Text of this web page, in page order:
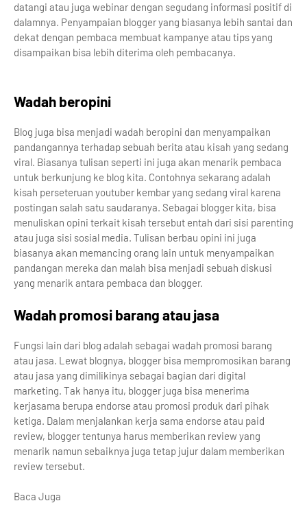
datangi atau juga webinar dengan segudang informasi positif di
dalamnya. Penyampaian blogger yang biasanya lebih santai dan
dekat dengan pembaca membuat kampanye atau tips yang
disampaikan bisa lebih diterima oleh pembacanya.
Wadah beropini
Blog juga bisa menjadi wadah beropini dan menyampaikan
pandangannya terhadap sebuah berita atau kisah yang sedang
viral. Biasanya tulisan seperti ini juga akan menarik pembaca
untuk berkunjung ke blog kita. Contohnya sekarang adalah
kisah perseteruan youtuber kembar yang sedang viral karena
postingan salah satu saudaranya. Sebagai blogger kita, bisa
menuliskan opini terkait kisah tersebut entah dari sisi parenting
atau juga sisi sosial media. Tulisan berbau opini ini juga
biasanya akan memancing orang lain untuk menyampaikan
pandangan mereka dan malah bisa menjadi sebuah diskusi
yang menarik antara pembaca dan blogger.
Wadah promosi barang atau jasa
Fungsi lain dari blog adalah sebagai wadah promosi barang
atau jasa. Lewat blognya, blogger bisa mempromosikan barang
atau jasa yang dimilikinya sebagai bagian dari digital
marketing. Tak hanya itu, blogger juga bisa menerima
kerjasama berupa endorse atau promosi produk dari pihak
ketiga. Dalam menjalankan kerja sama endorse atau paid
review, blogger tentunya harus memberikan review yang
menarik namun sebaiknya juga tetap jujur dalam memberikan
review tersebut.
Baca Juga